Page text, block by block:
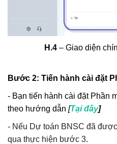
H.4 – Giao diện
Bước 2: Tiến hành cài đặt
- Bạn tiến hành cài đặt Phần
theo hướng dẫn [Tại đây]
- Nếu Dự toán BNSC đã
qua thực hiện bước 3.